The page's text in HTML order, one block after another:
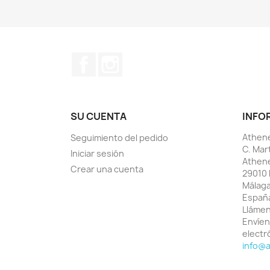
SU CUENTA
Seguimiento del pedido
Iniciar sesión
Crear una cuenta
C.
29010